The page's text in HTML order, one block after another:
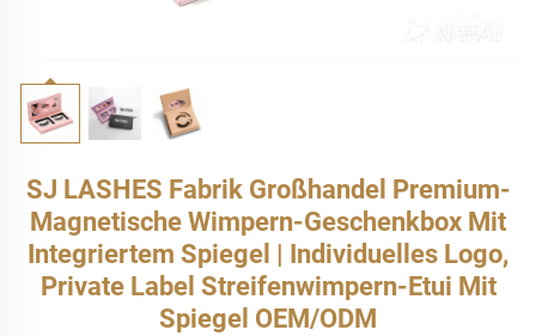
SJ LASHES Fabrik Großhandel Premium-
Magnetische Wimpern-Geschenkbox Mit
Integriertem Spiegel | Individuelles Logo,
Private Label Streifenwimpern-Etui Mit
Spiegel OEM/ODM